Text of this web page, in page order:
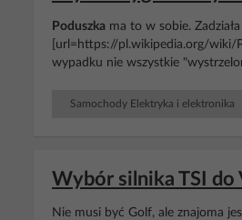
Poduszka ma to w sobie.
[url=https://pl.wikipedia.org/wiki/
wypadku nie wszystkie
Samochody Elektryka i elektronika
Wybór silnika TSI do
Nie musi być Golf, ale znajoma